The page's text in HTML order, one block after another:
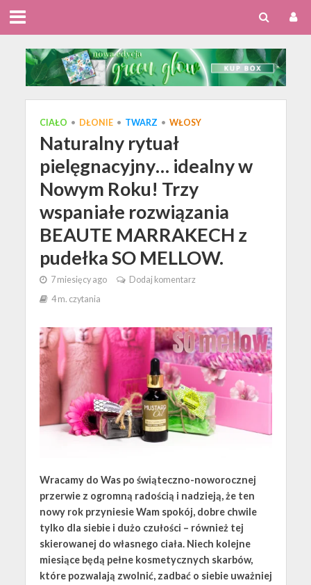
CIAŁO • DŁONIE • TWARZ • WŁOSY
Naturalny rytuał
pielęgnacyjny… idealny w
Nowym Roku! Trzy
wspaniałe rozwiązania
BEAUTE MARRAKECH z
pudełka SO MELLOW.
7 miesięcy ago
Dodaj komentarz
4 m. czytania
Wracamy do Was po świąteczno-noworocznej
przerwie z ogromną radością i nadzieją, że ten
nowy rok przyniesie Wam spokój, dobre chwile
tylko dla siebie i dużo czułości – również tej
skierowanej do własnego ciała. Niech kolejne
miesiące będą pełne kosmetycznych skarbów,
które pozwalają zwolnić, zadbać o siebie uważniej